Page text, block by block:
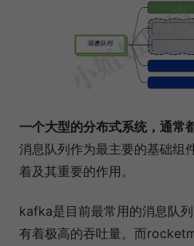
一个大型的分布式系统，通常
消息队列作为最主要的基础组
着及其重要的作用。
kafka是目前最常用的消息队
有着极高的吞吐量。而